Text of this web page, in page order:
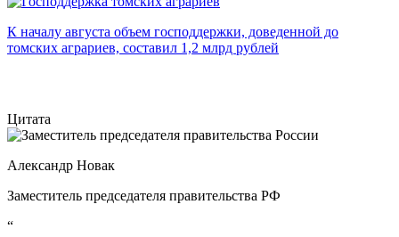
К началу августа объем господдержки, доведенной до
томских аграриев, составил 1,2 млрд рублей
Цитата
Александр Новак
Заместитель председателя правительства РФ
“